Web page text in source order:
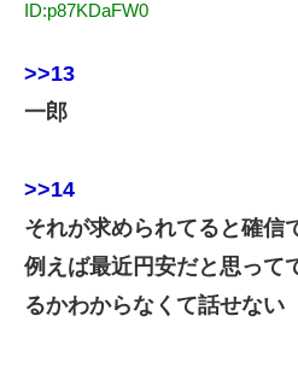
ID:p87KDaFW0
>>13
一郎
>>14
それが求められてると確信
例えば最近円安だと思って
るかわからなくて話せない